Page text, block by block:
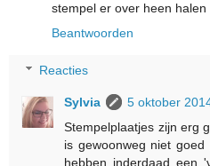
stempel er over heen
Beantwoorden
Reacties
Sylvia
5 oktober
Stempelplaatjes zijn erg
is gewoonweg niet
hebben inderdaad een